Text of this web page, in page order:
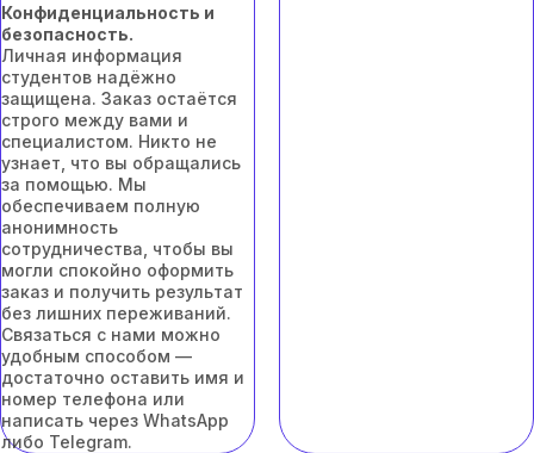
Конфиденциальность и
безопасность.
Личная информация
студентов надёжно
защищена. Заказ остаётся
строго между вами и
специалистом. Никто не
узнает, что вы обращались
за помощью. Мы
обеспечиваем полную
анонимность
сотрудничества, чтобы вы
могли спокойно оформить
заказ и получить результат
без лишних переживаний.
Связаться с нами можно
удобным способом —
достаточно оставить имя и
номер телефона или
написать через WhatsApp
либо Telegram.